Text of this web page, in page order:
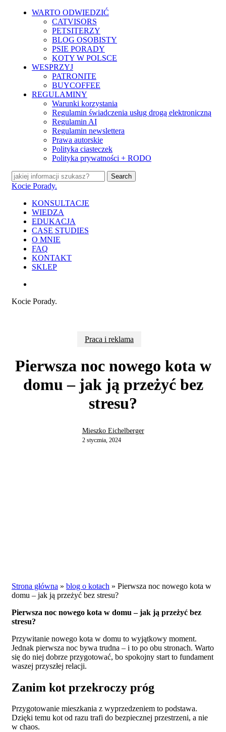
WARTO ODWIEDZIĆ
CATVISORS
PETSITERZY
BLOG OSOBISTY
PSIE PORADY
KOTY W POLSCE
WESPRZYJ
PATRONITE
BUYCOFFEE
REGULAMINY
Warunki korzystania
Regulamin świadczenia usług drogą elektroniczną
Regulamin AI
Regulamin newslettera
Prawa autorskie
Polityka ciasteczek
Polityka prywatności + RODO
Search
Close
Kocie Porady.
search
Menu
KONSULTACJE
WIEDZA
EDUKACJA
CASE STUDIES
O MNIE
FAQ
KONTAKT
SKLEP
Kocie Porady.
Praca i reklama
Pierwsza noc nowego kota w
domu – jak ją przeżyć bez
stresu?
Mieszko Eichelberger
2 stycznia, 2024
Strona główna » blog o kotach » Pierwsza noc nowego kota w
domu – jak ją przeżyć bez stresu?
Pierwsza noc nowego kota w domu – jak ją przeżyć bez
stresu?
Przywitanie nowego kota w domu to wyjątkowy moment.
Jednak pierwsza noc bywa trudna – i to po obu stronach. Warto
się do niej dobrze przygotować, bo spokojny start to fundament
waszej przyszłej relacji.
Zanim kot przekroczy próg
Przygotowanie mieszkania z wyprzedzeniem to podstawa.
Dzięki temu kot od razu trafi do bezpiecznej przestrzeni, a nie
w chaos.